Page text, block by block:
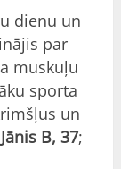
dienu un
par
muskuļu
sporta
un
Jānis B, 37;